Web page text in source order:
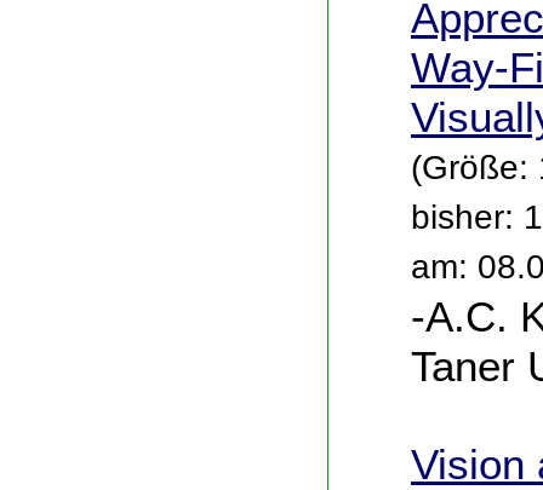
Way-
(Größe:
bisher:
am:
-A.C.
Taner
Vision